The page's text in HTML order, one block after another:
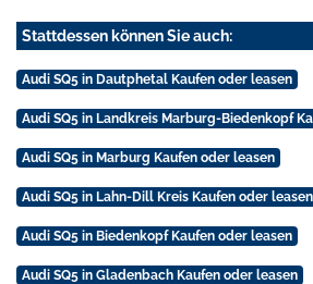
Stattdessen können Sie auch:
Audi SQ5 in Dautphetal Kaufen oder leasen
Audi SQ5 in Landkreis Marburg-Biedenkopf
Audi SQ5 in Marburg Kaufen oder leasen
Audi SQ5 in Lahn-Dill Kreis Kaufen oder leasen
Audi SQ5 in Biedenkopf Kaufen oder leasen
Audi SQ5 in Gladenbach Kaufen oder leasen